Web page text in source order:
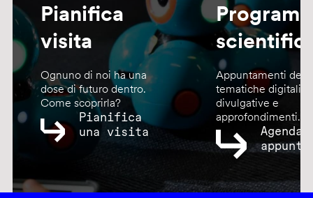
Pianifica
visita
Ognuno di noi ha una
dose di futuro dentro.
Come scoprirla?
Pianifica
una visita
Appuntamenti
tematiche digitali,
divulgative e
approfondimenti.
Agenda